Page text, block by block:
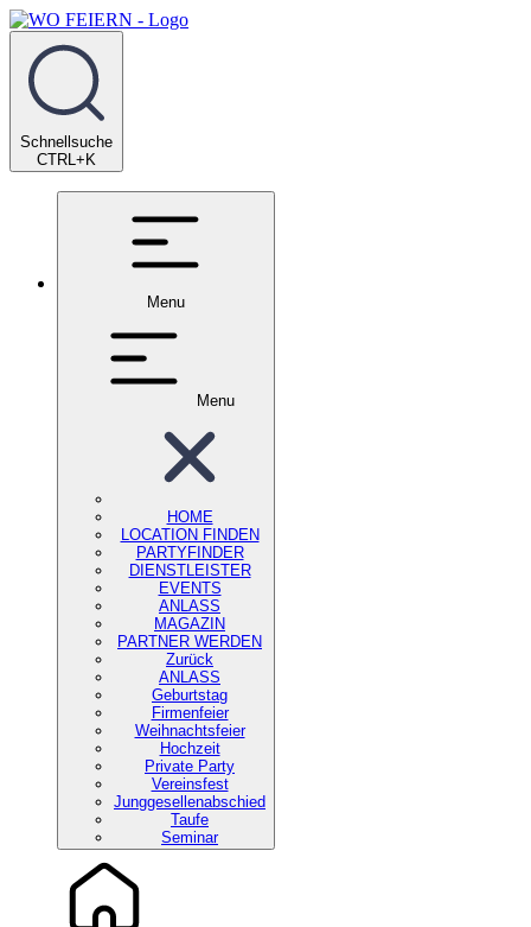
Schnellsuche
CTRL+K
Menu
Menu
HOME
LOCATION FINDEN
PARTYFINDER
DIENSTLEISTER
EVENTS
ANLASS
MAGAZIN
PARTNER WERDEN
Zurück
ANLASS
Geburtstag
Firmenfeier
Weihnachtsfeier
Hochzeit
Private Party
Vereinsfest
Junggesellenabschied
Taufe
Seminar